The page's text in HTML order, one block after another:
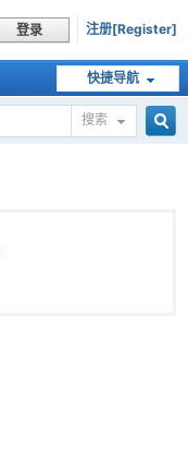
登录 注册[Register]
快捷导航
搜索